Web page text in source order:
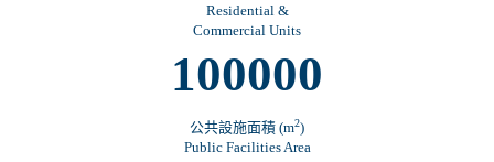
Residential &
Commercial Units
100000
公共設施面積 (m2)
Public Facilities Area